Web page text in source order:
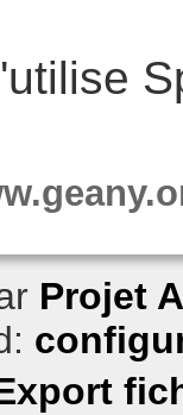
Projet